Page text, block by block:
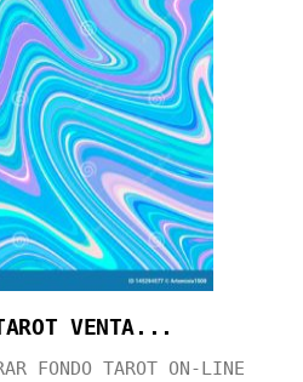
VENTA...
FONDO TAROT ON-LINE